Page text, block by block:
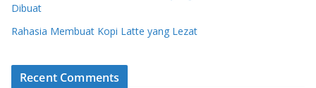
Dibuat
Rahasia Membuat Kopi Latte yang Lezat
Recent Comments